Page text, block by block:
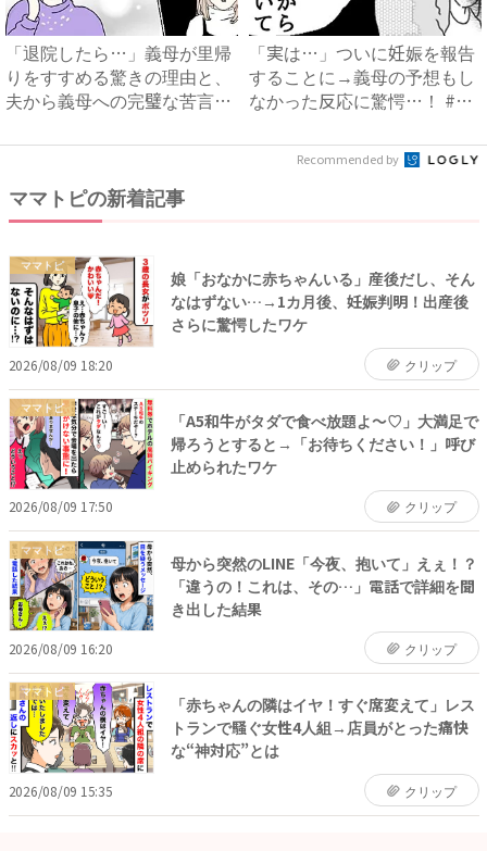
「退院したら…」義母が里帰
りをすすめる驚きの理由と、
夫から義母への完璧な苦言
「実は…」ついに妊娠を報告
することに→義母の予想もし
なかった反応に驚愕…！ #
Recommended by
ママトピの新着記事
ママトピ
娘「おなかに赤ちゃんいる」産後だし、そん
なはずない…→1カ月後、妊娠判明！出産後
さらに驚愕したワケ
2026/08/09 18:20 クリップ
ママトピ
「A5和牛がタダで食べ放題よ～♡」大満足で
帰ろうとすると→「お待ちください！」呼び
止められたワケ
2026/08/09 17:50 クリップ
ママトピ
母から突然のLINE「今夜、抱いて」えぇ！？
「違うの！これは、その…」電話で詳細を聞
き出した結果
2026/08/09 16:20 クリップ
ママトピ
「赤ちゃんの隣はイヤ！すぐ席変えて」レス
トランで騒ぐ女性4人組→店員がとった痛快
な“神対応”とは
2026/08/09 15:35 クリップ